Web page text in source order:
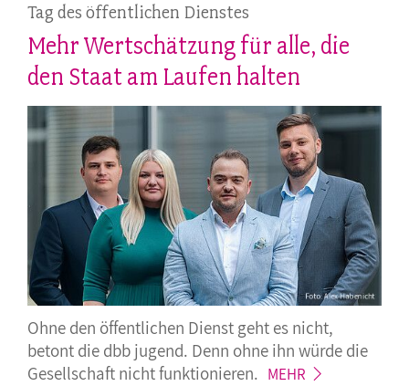
Tag des öffentlichen Dienstes
Mehr Wertschätzung für alle, die
den Staat am Laufen halten
Ohne den öffentlichen Dienst geht es nicht,
betont die dbb jugend. Denn ohne ihn würde die
Gesellschaft nichtfunktionieren. MEHR